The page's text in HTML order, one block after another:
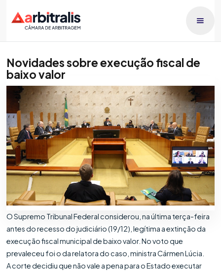
Novidades sobre execução fiscal de
baixo valor
Raphael Lucca
Publicado dia
20/5/2026
O Supremo Tribunal Federal considerou, na última terça-feira
antes do recesso do judiciário (19/12), legítima a extinção da
execução fiscal municipal de baixo valor. No voto que
prevaleceu foi o da relatora do caso, ministra Cármen Lúcia.
A corte decidiu que não vale a pena para o Estado executar